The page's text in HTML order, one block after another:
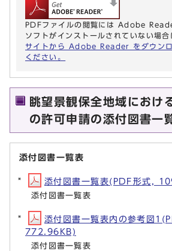
PDFファイルの閲覧には Adobe
ソフトがインストールされていない場合
サイトから Adobe Reader をダウンロ
ください。
眺望景観保全地域におけ
の許可申請の添付図書一
添付図書一覧表
添付図書一覧表(PDF形式,
添付図書一覧表
添付図書一覧表内の参考図
772.96KB)
添付図書一覧表